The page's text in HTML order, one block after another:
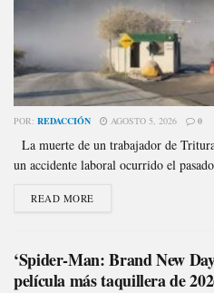
POR: REDACCIÓN AGOSTO 5, 2026 0
La muerte de un trabajador de
un accidente laboral ocurrido el
READ MORE
‘Spider-Man: Brand New
película más taquillera de